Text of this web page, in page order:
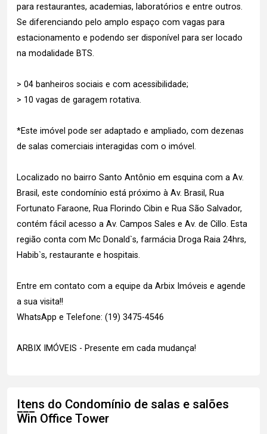
para restaurantes, academias, laboratórios e entre outros.
Se diferenciando pelo amplo espaço com vagas para
estacionamento e podendo ser disponível para ser locado
na modalidade BTS.
> 04 banheiros sociais e com acessibilidade;
> 10 vagas de garagem rotativa.
*Este imóvel pode ser adaptado e ampliado, com dezenas
de salas comerciais interagidas com o imóvel.
Localizado no bairro Santo Antônio em esquina com a Av.
Brasil, este condomínio está próximo à Av. Brasil, Rua
Fortunato Faraone, Rua Florindo Cibin e Rua São Salvador,
contém fácil acesso a Av. Campos Sales e Av. de Cillo. Esta
região conta com Mc Donald`s, farmácia Droga Raia 24hrs,
Habib`s, restaurante e hospitais.
Entre em contato com a equipe da Arbix Imóveis e agende
a sua visita!!
WhatsApp e Telefone: (19) 3475-4546
ARBIX IMÓVEIS - Presente em cada mudança!
Itens do Condomínio de salas e salões
Win Office Tower